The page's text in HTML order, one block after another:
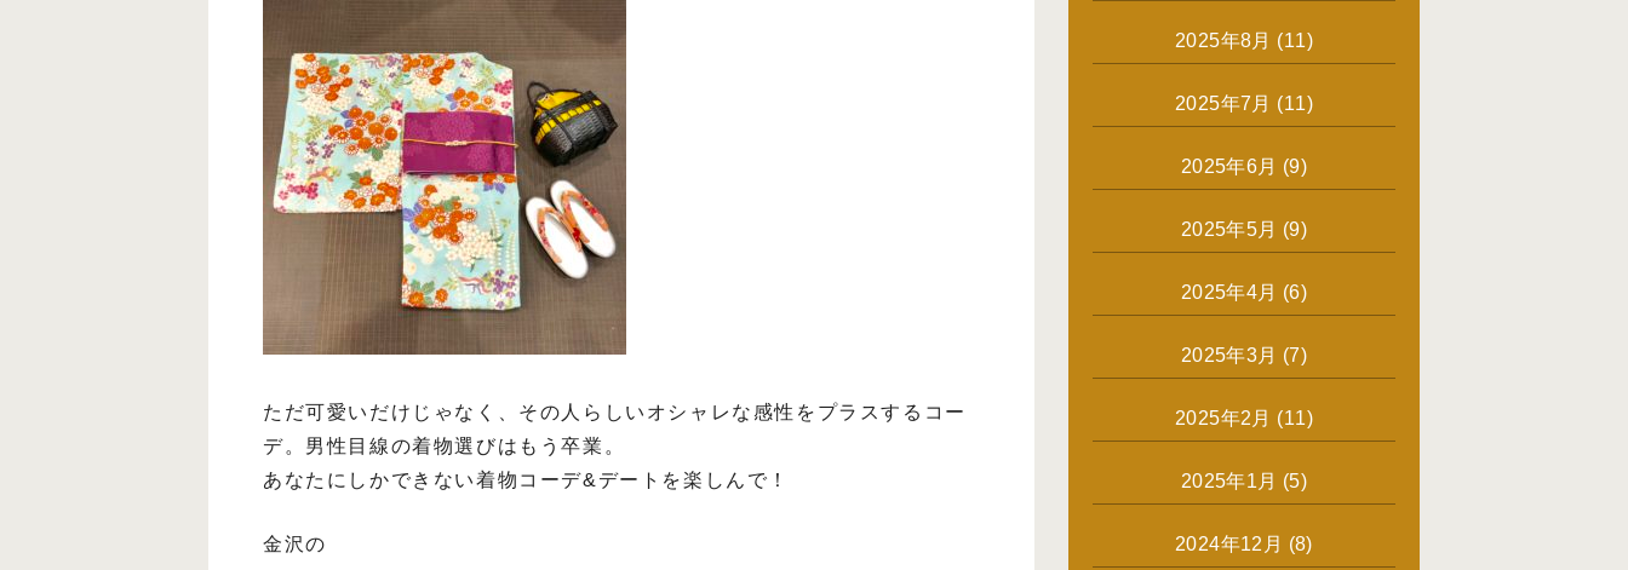
ただ可愛いだけじゃなく、その人らしいオシャレな感性をプラスするコー
デ。男性目線の着物選びはもう卒業。
あなたにしかできない着物コーデ&デートを楽しんで！
金沢の
2025年8月 (11)
2025年7月 (11)
2025年6月 (9)
2025年5月 (9)
2025年4月 (6)
2025年3月 (7)
2025年2月 (11)
2025年1月 (5)
2024年12月 (8)